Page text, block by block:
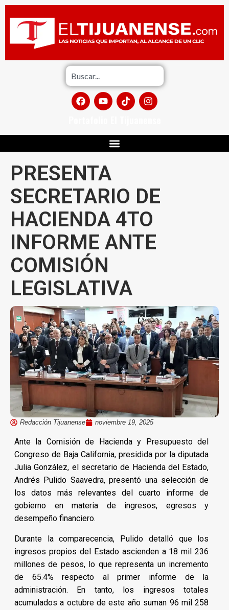
PRESENTA
SECRETARIO DE
HACIENDA 4TO
INFORME ANTE
COMISIÓN
LEGISLATIVA
Redacción Tijuanense noviembre 19, 2025
Ante la Comisión de Hacienda y Presupuesto del
Congreso de Baja California, presidida por la diputada
Julia González, el secretario de Hacienda del Estado,
Andrés Pulido Saavedra, presentó una selección de
los datos más relevantes del cuarto informe de
gobierno en materia de ingresos, egresos y
desempeño financiero.
Durante la comparecencia, Pulido detalló que los
ingresos propios del Estado ascienden a 18 mil 236
millones de pesos, lo que representa un incremento
de 65.4% respecto al primer informe de la
administración. En tanto, los ingresos totales
acumulados a octubre de este año suman 96 mil 258